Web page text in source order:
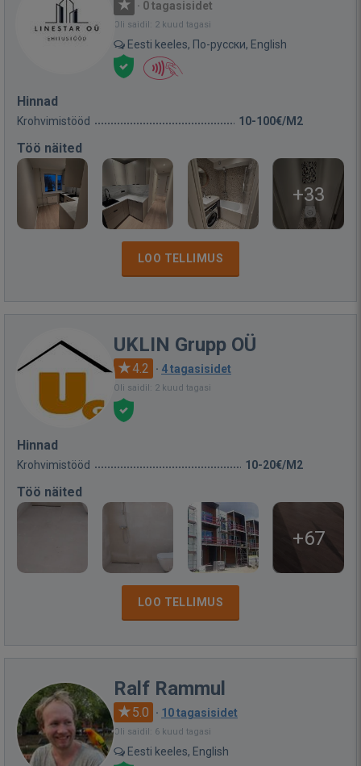
· 0 tagasisidet
Oli saidil: 2 kuud tagasi
Eesti keeles, По-русски, English
Hinnad
Krohvimistööd 10-100€/M2
Töö näited
+33
LOO TELLIMUS
UKLIN Grupp OÜ
4.2 · 4 tagasisidet
Oli saidil: 2 kuud tagasi
Hinnad
Krohvimistööd 10-20€/M2
Töö näited
+67
LOO TELLIMUS
Ralf Rammul
5.0 · 10 tagasisidet
Oli saidil: 6 kuud tagasi
Eesti keeles, English